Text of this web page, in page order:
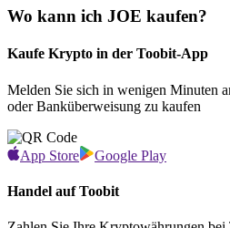
Wo kann ich JOE kaufen?
Kaufe Krypto in der Toobit-App
Melden Sie sich in wenigen Minuten
oder Banküberweisung zu kaufen
App Store Google Play
Handel auf Toobit